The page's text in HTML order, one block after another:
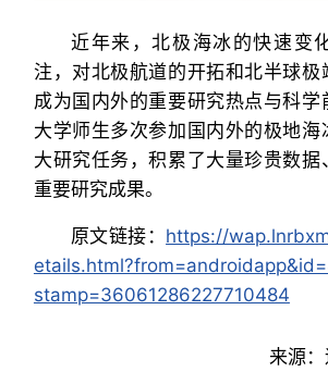
近年来，北极海冰的快速变
注，对北极航道的开拓和北半球极
成为国内外的重要研究热点与科学
大学师生多次参加国内外的极地海
大研究任务，积累了大量珍贵数据
重要研究成果。
原文链接： https://
stamp=36061286227710484
来源